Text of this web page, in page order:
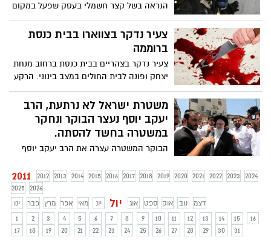
הנראה בשל קצר חשמלי בעסק שפעל במקום
צעיר נדקר בצווארו בבית כנסת
ברוממה
צעיר נדקר בצהריים בבית כנסת ברחוב מנחת
יצחק ופונה לבית החולים במצב בינוני. הרקע
לדקירה אינו ברור
משטרת ישראל לא נרתעת, הרב
יעקב יוסף נעצר הבוקר ונחקר
במשטרה בחשד להסתה.
הבוקר המשטרה עצרה את הרב יעקב יוסף
תמיכתו בחיבור הספר ההלכתי "תורת המלך"
– העוסק בהריגת גויים. לאחר תשאול קצר,
שוחרר הרב בחזרה לביתו. במשטרה קיים
חשש מהפרות סדר של חסידיו, בדומה למה
שקרה לאחר מעצרו לחקירה של הרב דב
ליאור בשבוע שעבר.
2011 2012 2013 2014 2015 2016 2017 2018 2019 2020 2021 2022 2023
2024
2025
2026
ינו
פבר מרץ אפר מאי יונ יול אוג ספט אוק נוב
דצמ
1
2 3 4 5 6 7 8 9 10 11 12 13 14 15
16
17
18 19 20 21 22 23 24 25 26 27 28 29 30 31